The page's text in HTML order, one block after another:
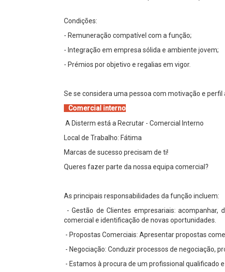
Condições:
- Remuneração compatível com a função;
- Integração em empresa sólida e ambiente jovem;
- Prémios por objetivo e regalias em vigor.
Se se considera uma pessoa com motivação e
Comercial interno
A Disterm está a Recrutar - Comercial Interno
Local de Trabalho: Fátima
Marcas de sucesso precisam de ti!
Queres fazer parte da nossa equipa comercial?
As principais responsabilidades da função incluem:
- Gestão de Clientes empresariais:
comercial e identificação de novas oportunidades.
- Propostas Comerciais: Apresentar propostas
- Negociação: Conduzir processos de negociação,
- Estamos à procura de um profissional qualificado